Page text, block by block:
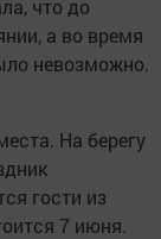
что до
а во время
невозможно.
На берегу
гости из
7 июня.